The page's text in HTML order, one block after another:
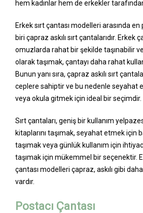
hem kadınlar hem de erkekler
Erkek sırt çantası modelleri arasında
biri çapraz askılı sırt çantalarıdır. Erkek
omuzlarda rahat bir şekilde taşınabilir ve
olarak taşımak, çantayı daha rahat
Bunun yanı sıra, çapraz askılı sırt
ceplere sahiptir ve bu nedenle seyahat
veya okula gitmek için ideal bir seçimdir.
Sırt çantaları, geniş bir kullanım
kitaplarını taşımak, seyahat etmek için
taşımak veya günlük kullanım için
taşımak için mükemmel bir seçenektir.
çantası modelleri çapraz, askılı gibi
vardır.
Postacı Çantası